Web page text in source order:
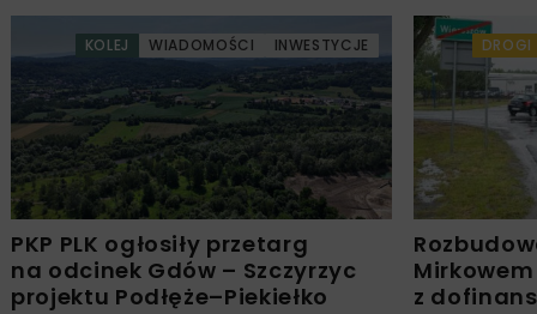
KOLEJ WIADOMOŚCI INWESTYCJE
PKP PLK ogłosiły przetarg
na odcinek Gdów – Szczyrzyc
projektu Podłęże–Piekiełko
DROGI
z